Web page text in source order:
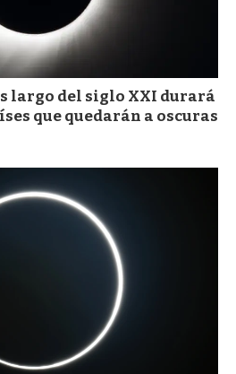
largo del siglo XXI durará
que quedarán a oscuras